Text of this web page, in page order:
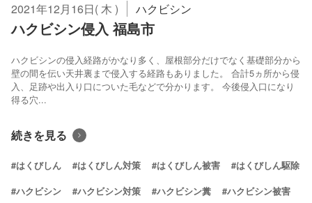
2021年12月16日( 木 ) ハクビシン
ハクビシン侵入 福島市
ハクビシンの侵入経路がかなり多く、屋根部分だけでなく基礎部分から
壁の間を伝い天井裏まで侵入する経路もありました。 合計5ヵ所から侵
入、足跡や出入り口についた毛などで分かります。 今後侵入口になり
得る穴...
続きを見る
#はくびしん #はくびしん対策 #はくびしん被害 #はくびしん駆除
#ハクビシン #ハクビシン対策 #ハクビシン糞 #ハクビシン被害